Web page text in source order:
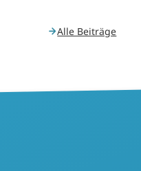
Alle Beiträge